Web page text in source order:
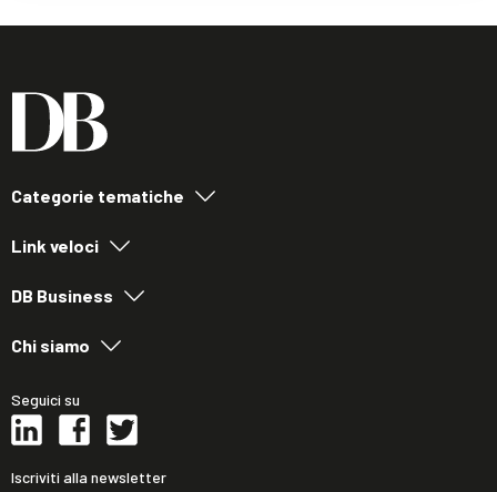
Categorie tematiche
Link veloci
DB Business
Chi siamo
Seguici su
Iscriviti alla newsletter